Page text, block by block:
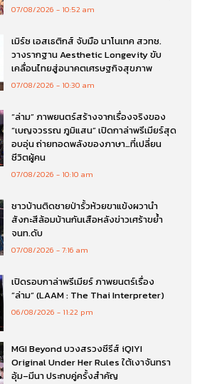
07/08/2026 10:52 am
เมิร์ซ เอสเธติกส์ จับมือ นาโนเทค สวทช.
วางรากฐาน Aesthetic Longevity ขับ
เคลื่อนไทยสู่อนาคตเศรษฐกิจสุขภาพ
07/08/2026 10:30 am
“ล่าม” ภาพยนตร์สร้างจากเรื่องจริงของ
“เบญจวรรณ ภูมิแสน” เปิดกาล่าพรีเมียร์สุด
อบอุ่น ถ่ายทอดพลังของภาษา…ที่เปลี่ยน
ชีวิตผู้คน
07/08/2026 10:10 am
ชาวบ้านติดชายป่ารั้วห้วยขาแข้งผวานำ
สังกะสีล้อมบ้านกันเสือหลังข่าวเศร้าขย้ำ
จนท.ดับ
07/08/2026 7:16 am
เปิดรอบกาล่าพรีเมียร์ ภาพยนตร์เรื่อง
”ล่าม“ (LAAM : The Thai Interpreter)
06/08/2026 11:22 pm
MGI Beyond บวงสรวงซีรีส์ iQIYI
Original Under Her Rules ใต้เงาจันทรา
อุ้ม–มีนา ประกบคู่ครั้งสำคัญ